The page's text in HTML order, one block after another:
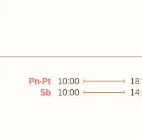
Pn-Pt 10:00
Sb
10:00